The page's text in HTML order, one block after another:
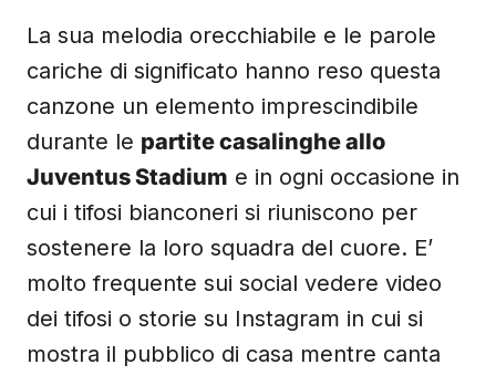
La sua melodia orecchiabile e le parole
cariche di significato hanno reso questa
canzone un elemento imprescindibile
durante le partite casalinghe allo
Juventus Stadium e in ogni occasione in
cui i tifosi bianconeri si riuniscono per
sostenere la loro squadra del cuore. E’
molto frequente sui social vedere video
dei tifosi o storie su Instagram in cui si
mostra il pubblico di casa mentre canta